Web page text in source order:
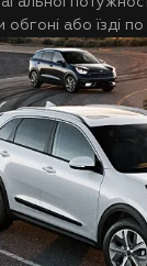
або їзді по